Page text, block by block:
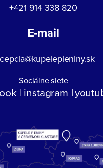
+421 914 338 820
E-mail
Sociálne siete
instagram